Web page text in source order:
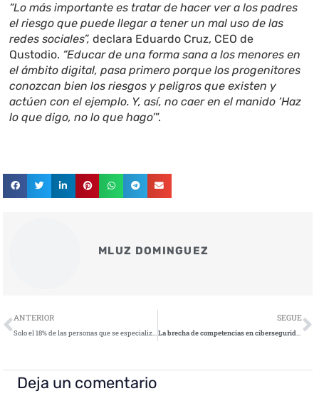
“Lo más importante es tratar de hacer ver a los padres
el riesgo que puede llegar a tener un mal uso de las
redes sociales”,declara Eduardo Cruz, CEO de
Qustodio. “Educar de una forma sana a los menores en
el ámbito digital, pasa primero porque los progenitores
conozcan bien los riesgos y peligros que existen y
actúen con el ejemplo. Y, así, no caer en el manido ‘Haz
lo que digo, no lo que hago’”.
MLUZ DOMINGUEZ
Ant
ANTERIOR
Solo el 18% de las personas que se especializan en carreras de ciberseguridad son mujeres
SEGUE
La brecha de competencias en ciberseguridad provocó el 80% de los problemas de seguridad
Deja un comentario